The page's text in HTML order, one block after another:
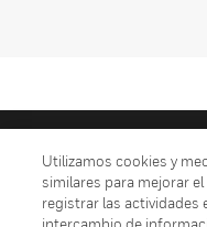
Utilizamos cookies y
similares para mejorar
registrar las actividades